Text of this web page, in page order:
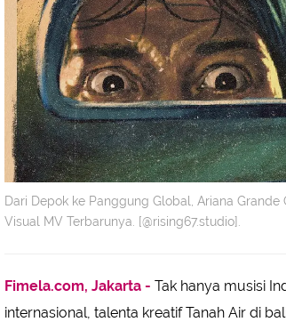
Dari Depok ke Panggung Global, Ariana
Visual MV Terbarunya. [@rising67.studio].
Fimela.com, Jakarta - Tak hanya musisi
internasional, talenta kreatif Tanah Air di